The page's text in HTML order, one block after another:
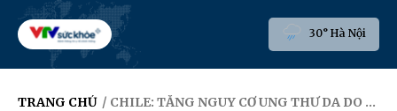
30° Hà Nội
TRANG CHỦ / CHILE: TĂNG NGUY CƠ UNG THƯ DA DO BỨC XẠ TIA CỰC TÍM